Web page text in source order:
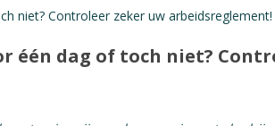
één dag of toch niet?